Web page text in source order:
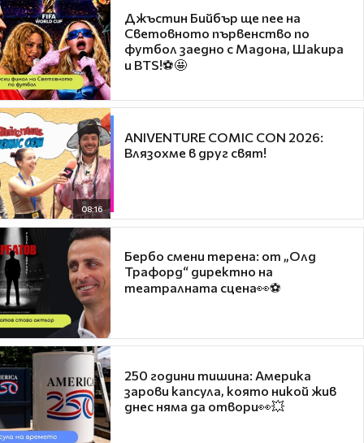
Джъстин Бийбър ще пее на
Световното първенство по
футбол заедно с Мадона, Шакира
и BTS!⚽🤩
08:16
ANIVENTURE COMIC CON 2026:
Влязохме в друг свят!
Бербо смени терена: от „Олд
Трафорд“ директно на
театралната сцена👀⚽
250 години тишина: Америка
зарови капсула, която никой жив
днес няма да отвори👀💥